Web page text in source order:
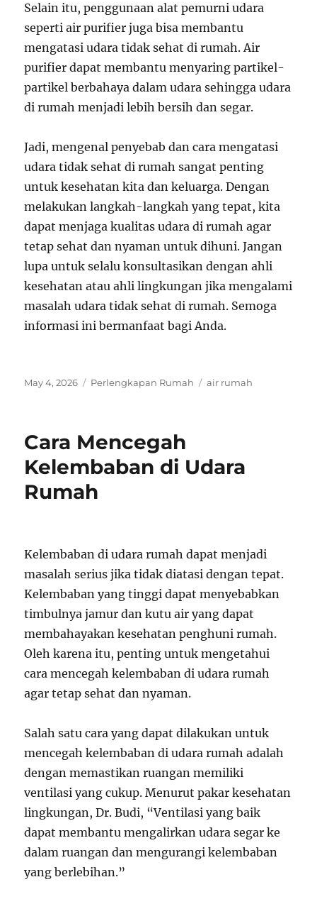
Selain itu, penggunaan alat pemurni udara
seperti air purifier juga bisa membantu
mengatasi udara tidak sehat di rumah. Air
purifier dapat membantu menyaring partikel-
partikel berbahaya dalam udara sehingga udara
di rumah menjadi lebih bersih dan segar.
Jadi, mengenal penyebab dan cara mengatasi
udara tidak sehat di rumah sangat penting
untuk kesehatan kita dan keluarga. Dengan
melakukan langkah-langkah yang tepat, kita
dapat menjaga kualitas udara di rumah agar
tetap sehat dan nyaman untuk dihuni. Jangan
lupa untuk selalu konsultasikan dengan ahli
kesehatan atau ahli lingkungan jika mengalami
masalah udara tidak sehat di rumah. Semoga
informasi ini bermanfaat bagi Anda.
Posted
May 4, 2026 Categories
Perlengkapan Rumah Tags
air rumah
Cara Mencegah
Kelembaban di Udara
Rumah
Kelembaban di udara rumah dapat menjadi
masalah serius jika tidak diatasi dengan tepat.
Kelembaban yang tinggi dapat menyebabkan
timbulnya jamur dan kutu air yang dapat
membahayakan kesehatan penghuni rumah.
Oleh karena itu, penting untuk mengetahui
cara mencegah kelembaban di udara rumah
agar tetap sehat dan nyaman.
Salah satu cara yang dapat dilakukan untuk
mencegah kelembaban di udara rumah adalah
dengan memastikan ruangan memiliki
ventilasi yang cukup. Menurut pakar kesehatan
lingkungan, Dr. Budi, “Ventilasi yang baik
dapat membantu mengalirkan udara segar ke
dalam ruangan dan mengurangi kelembaban
yang berlebihan.”